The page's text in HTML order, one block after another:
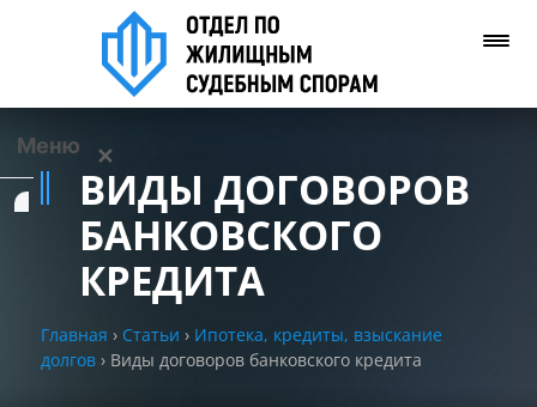
Меню ✕
Контакты
ВИДЫ ДОГОВОРОВ
БАНКОВСКОГО
КРЕДИТА
Главная › Статьи › Ипотека, кредиты, взыскание
долгов › Виды договоров банковского кредита